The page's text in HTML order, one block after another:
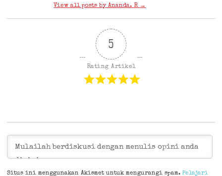
View all posts by Ananda. R →
5
Rating Artikel
Situs ini menggunakan Akismet untuk mengurangi spam.Pelajari